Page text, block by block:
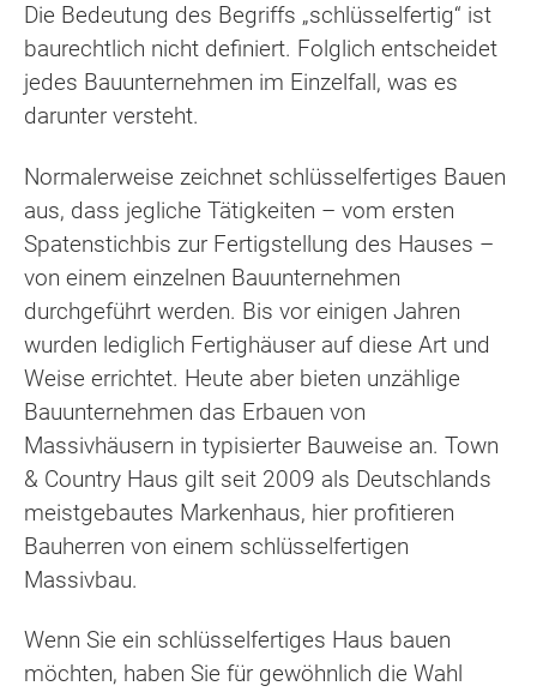
Die Bedeutung des Begriffs „schlüsselfertig“ ist
baurechtlich nicht definiert. Folglich entscheidet
jedes Bauunternehmen im Einzelfall, was es
darunter versteht.
Normalerweise zeichnet schlüsselfertiges Bauen
aus, dass jegliche Tätigkeiten – vom ersten
Spatenstichbis zur Fertigstellung des Hauses –
von einem einzelnen Bauunternehmen
durchgeführt werden. Bis vor einigen Jahren
wurden lediglich Fertighäuser auf diese Art und
Weise errichtet. Heute aber bieten unzählige
Bauunternehmen das Erbauen von
Massivhäusern in typisierter Bauweise an. Town
& Country Haus gilt seit 2009 als Deutschlands
meistgebautes Markenhaus, hier profitieren
Bauherren von einem schlüsselfertigen
Massivbau.
Wenn Sie ein schlüsselfertiges Haus bauen
möchten, haben Sie für gewöhnlich die Wahl